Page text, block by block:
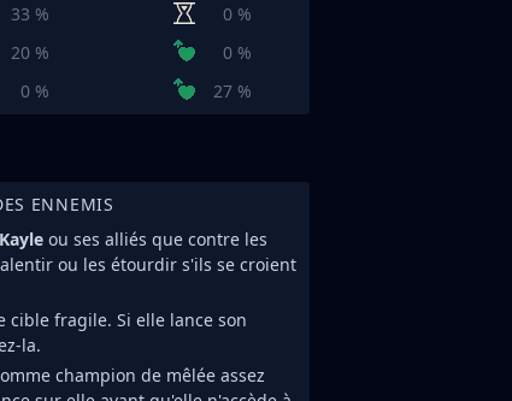
33 %
0 %
20 %
0 %
0 % 27 %
ENNEMIS
ou ses alliés que contre les
ou les étourdir s'ils se croient
cible fragile. Si elle lance son
la.
champion de mêlée assez